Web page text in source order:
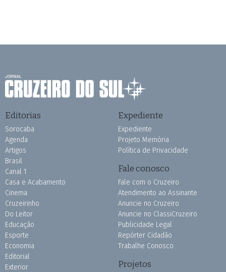
Editorias
Sorocaba
Agenda
Artigos
Brasil
Canal 1
Casa e Acabamento
Cinema
Cruzeirinho
Do Leitor
Educação
Esporte
Economia
Editorial
Exterior
Expediente
Expediente
Projeto Memória
Política de Privacidade
Fale conosco
Fale com o Cruzeiro
Atendimento ao Assinante
Anuncie no Cruzeiro
Anuncie no ClassiCruzeiro
Publicidade Legal
Repórter Cidadão
Trabalhe Conosco
Projetos